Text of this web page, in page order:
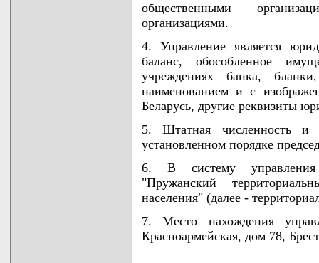
общественными
организациями.
4. Управление является
баланс, обособленное
учреждениях банка,
наименованием и с
Беларусь, другие реквизиты
5. Штатная численность и
установленном порядке
6. В систему управления
"Пружанский
населения" (далее -
7. Место нахождения
Красноармейская, дом 78,